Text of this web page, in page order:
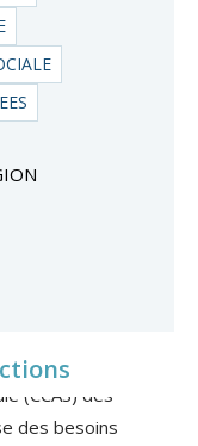
(CCAS) des
des besoins